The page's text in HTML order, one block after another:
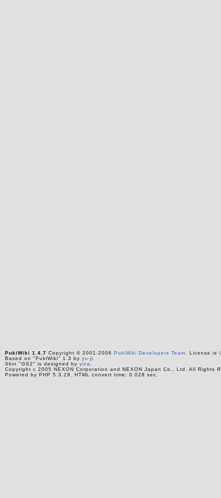
PukiWiki 1.4.7 Copyright © 2001-2006 PukiWiki Developers Team . License is
Based on "PukiWiki" 1.3 by yu-ji
Skin "GS2" is designed by yiza
Copyright c 2005 NEXON Corporation and NEXON Japan Co., Ltd. All Rights
Powered by PHP 5.3.29. HTML convert time: 0.028 sec.